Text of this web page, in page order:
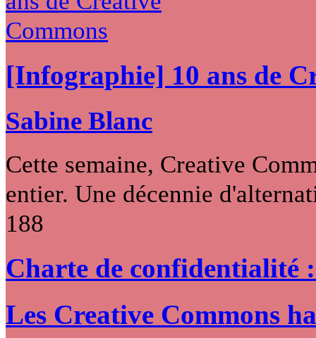
[Infographie] 10 ans de
Sabine Blanc
Cette semaine, Creative
entier. Une décennie
188
Charte de confidentialité
Les Creative Commons